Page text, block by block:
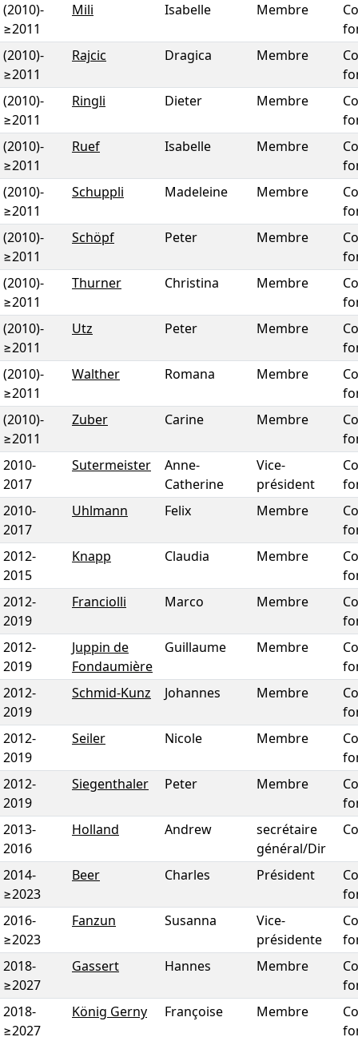
(2010)-
≥2011
Mili Isabelle Membre
(2010)-
≥2011
Rajcic Dragica Membre
(2010)-
≥2011
Ringli Dieter Membre
(2010)-
≥2011
Ruef Isabelle Membre
(2010)-
≥2011
Schuppli Madeleine Membre
(2010)-
≥2011
Schöpf Peter Membre
(2010)-
≥2011
Thurner Christina Membre
(2010)-
≥2011
Utz Peter Membre
(2010)-
≥2011
Walther Romana Membre
(2010)-
≥2011
Zuber Carine Membre
2010-
2017
Sutermeister
Anne-
Catherine
Vice-
président
2010-
2017
Uhlmann Felix Membre
2012-
2015
Knapp Claudia Membre
2012-
2019
Franciolli Marco Membre
2012-
2019
Juppin de
Fondaumière
Guillaume Membre
2012-
2019
Schmid-Kunz Johannes Membre
2012-
2019
Seiler Nicole Membre
2012-
2019
Siegenthaler Peter Membre
2013-
2016
Holland Andrew
secrétaire
général/Dir
2014-
≥2023
Beer Charles Président
2016-
≥2023
Fanzun Susanna
Vice-
présidente
2018-
≥2027
Gassert Hannes Membre
2018-
≥2027
König Gerny Françoise Membre